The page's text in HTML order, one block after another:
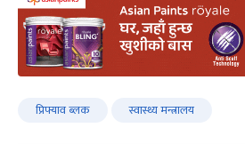
प्रिफ्याव ब्लक स्वास्थ्य मन्त्रालय